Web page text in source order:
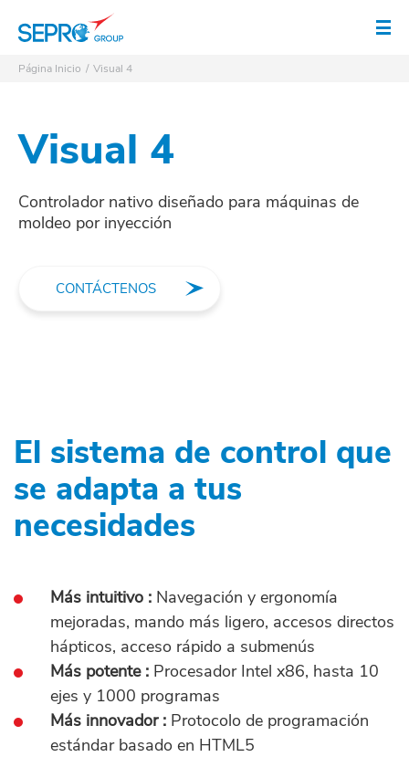
Página Inicio Visual 4
Visual 4
Controlador nativo diseñado para máquinas de
moldeo por inyección
CONTÁCTENOS
El sistema de control que
se adapta a tus
necesidades
Más intuitivo : Navegación y ergonomía
mejoradas, mando más ligero, accesos directos
hápticos, acceso rápido a submenús
Más potente : Procesador Intel x86, hasta 10
ejes y 1000 programas
Más innovador : Protocolo de programación
estándar basado en HTML5